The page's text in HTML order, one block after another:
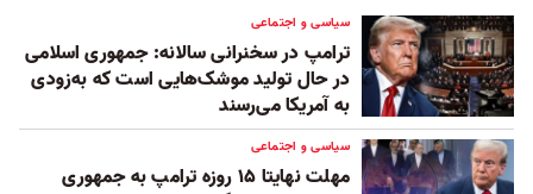
سیاسی و اجتماعی
ترامپ در سخنرانی سالانه: جمهوری اسلامی
در حال تولید موشک‌هایی است که به‌زودی
به آمریکا می‌رسند
سیاسی و اجتماعی
مهلت نهایتا ۱۵ روزه ترامپ به جمهوری